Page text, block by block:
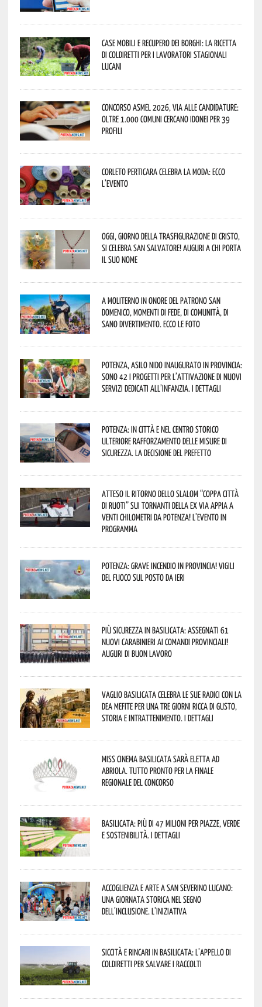
Case mobili e recupero dei borghi: la ricetta
di Coldiretti per i lavoratori stagionali
lucani
Concorso Asmel 2026, via alle candidature:
oltre 1.000 Comuni cercano idonei per 39
profili
Corleto Perticara celebra la moda: ecco
l’evento
Oggi, giorno della Trasfigurazione di Cristo,
si celebra San Salvatore! Auguri a chi porta
il suo nome
A Moliterno in onore del Patrono San
Domenico, momenti di fede, di comunità, di
sano divertimento. Ecco le foto
Potenza, asilo nido inaugurato in provincia:
sono 42 i progetti per l’attivazione di nuovi
servizi dedicati all’infanzia. I dettagli
Potenza: in città e nel centro storico
ulteriore rafforzamento delle misure di
sicurezza. La decisione del Prefetto
Atteso il ritorno dello slalom “Coppa Città
di Ruoti” sui tornanti della ex via Appia a
venti chilometri da Potenza! L’evento in
programma
Potenza: grave incendio in Provincia! Vigili
del fuoco sul posto da ieri
Più sicurezza in Basilicata: assegnati 61
nuovi Carabinieri ai Comandi provinciali!
Auguri di buon lavoro
Vaglio Basilicata celebra le sue radici con la
Dea Mefite per una tre giorni ricca di gusto,
storia e intrattenimento. I dettagli
Miss Cinema Basilicata sarà eletta ad
Abriola. Tutto pronto per la finale
regionale del concorso
Basilicata: più di 47 milioni per piazze, verde
e sostenibilità. I dettagli
Accoglienza e arte a San Severino Lucano:
una giornata storica nel segno
dell’inclusione. L’iniziativa
Siccità e rincari in Basilicata: l’appello di
Coldiretti per salvare i raccolti